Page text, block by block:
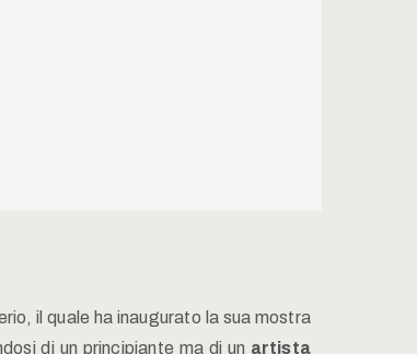
il quale ha inaugurato la sua mostra
di un principiante ma di un artista